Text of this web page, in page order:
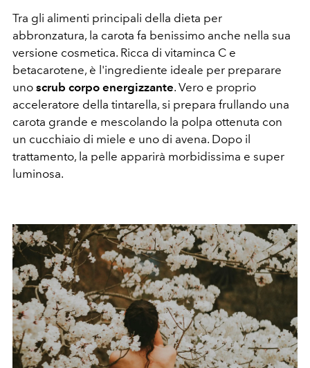
Tra gli alimenti principali della dieta per
abbronzatura, la carota fa benissimo anche nella sua
versione cosmetica. Ricca di vitaminca C e
betacarotene, è l'ingrediente ideale per preparare
uno scrub corpo energizzante. Vero e proprio
acceleratore della tintarella, si prepara frullando una
carota grande e mescolando la polpa ottenuta con
un cucchiaio di miele e uno di avena. Dopo il
trattamento, la pelle apparirà morbidissima e super
luminosa.